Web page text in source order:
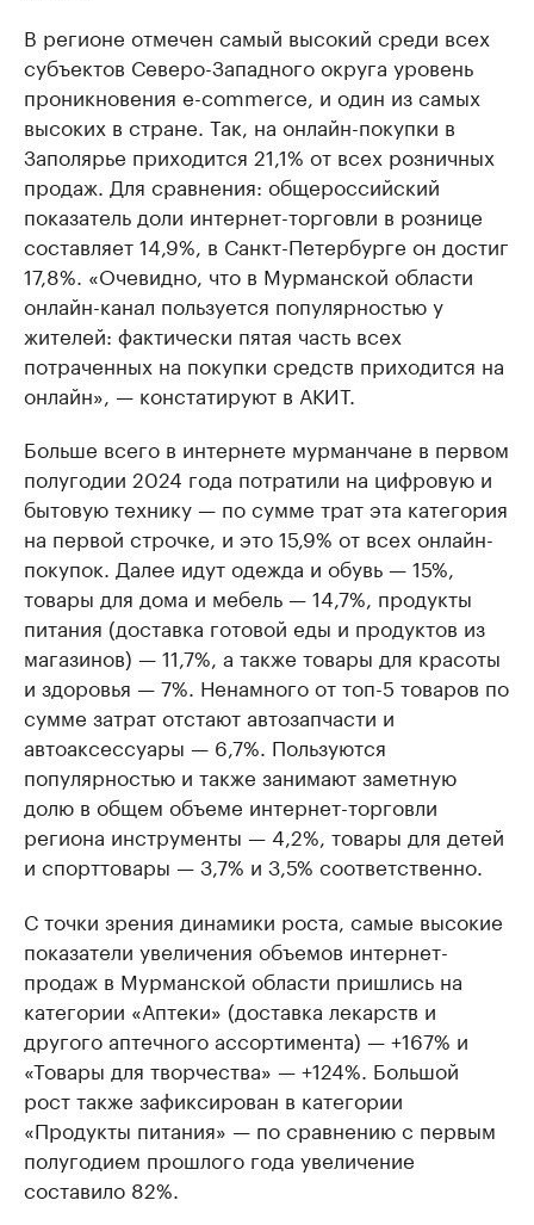
В регионе отмечен самый высокий среди всех
субъектов Северо-Западного округа уровень
проникновения e-commerce, и один из самых
высоких в стране. Так, на онлайн-покупки в
Заполярье приходится 21,1% от всех розничных
продаж. Для сравнения: общероссийский
показатель доли интернет-торговли в рознице
составляет 14,9%, в Санкт-Петербурге он достиг
17,8%. «Очевидно, что в Мурманской области
онлайн-канал пользуется популярностью у
жителей: фактически пятая часть всех
потраченных на покупки средств приходится на
онлайн», — констатируют в АКИТ.
Больше всего в интернете мурманчане в первом
полугодии 2024 года потратили на цифровую и
бытовую технику — по сумме трат эта категория
на первой строчке, и это 15,9% от всех онлайн-
покупок. Далее идут одежда и обувь — 15%,
товары для дома и мебель — 14,7%, продукты
питания (доставка готовой еды и продуктов из
магазинов) — 11,7%, а также товары для красоты
и здоровья — 7%. Ненамного от топ-5 товаров по
сумме затрат отстают автозапчасти и
автоаксессуары — 6,7%. Пользуются
популярностью и также занимают заметную
долю в общем объеме интернет-торговли
региона инструменты — 4,2%, товары для детей
и спорттовары — 3,7% и 3,5% соответственно.
С точки зрения динамики роста, самые высокие
показатели увеличения объемов интернет-
продаж в Мурманской области пришлись на
категории «Аптеки» (доставка лекарств и
другого аптечного ассортимента) — +167% и
«Товары для творчества» — +124%. Большой
рост также зафиксирован в категории
«Продукты питания» — по сравнению с первым
полугодием прошлого года увеличение
составило 82%.